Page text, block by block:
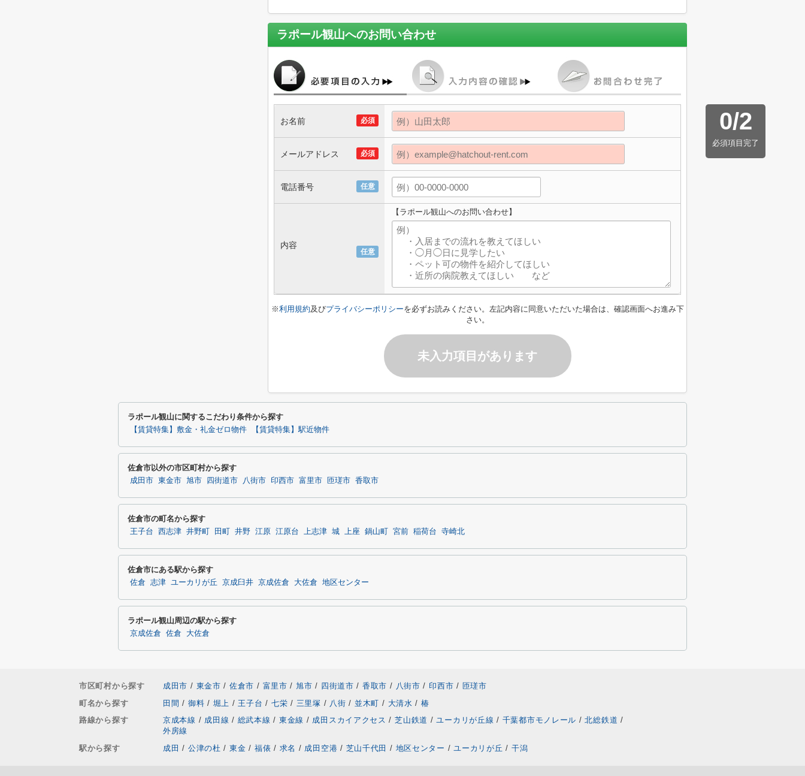
ラポール観山へのお問い合わせ
0/2
必須項目完了
必須
お名前
必須
メールアドレス
任意
電話番号
任意
内容
【ラポール観山へのお問い合わせ】
※利用規約及びプライバシーポリシーを必ずお読みください。左記内容に同意いただいた場合は、確認画面へお進み下
さい。
未入力項目があります
ラポール観山に関するこだわり条件から探す
【賃貸特集】敷金・礼金ゼロ物件 【賃貸特集】駅近物件
佐倉市以外の市区町村から探す
成田市 東金市 旭市 四街道市 八街市 印西市 富里市 匝瑳市 香取市
佐倉市の町名から探す
王子台 西志津 井野町 田町 井野 江原 江原台 上志津 城 上座 鍋山町 宮前 稲荷台 寺崎北
佐倉市にある駅から探す
佐倉 志津 ユーカリが丘 京成臼井 京成佐倉 大佐倉 地区センター
ラポール観山周辺の駅から探す
京成佐倉 佐倉 大佐倉
市区町村から探す 成田市 / 東金市 / 佐倉市 / 富里市 / 旭市 / 四街道市 / 香取市 / 八街市 / 印西市 / 匝瑳市
町名から探す
田間 / 御料 / 堀上 / 王子台 / 七栄 / 三里塚 / 八街 / 並木町 / 大清水 / 椿
路線から探す
京成本線 / 成田線 / 総武本線 / 東金線 / 成田スカイアクセス / 芝山鉄道 / ユーカリが丘線 / 千葉都市モノレール / 北総鉄道 /
外房線
駅から探す
成田 / 公津の杜 / 東金 / 福俵 / 求名 / 成田空港 / 芝山千代田 / 地区センター / ユーカリが丘 / 干潟